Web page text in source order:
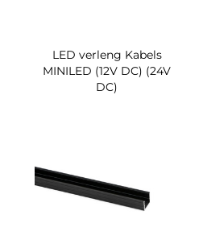
LED verleng Kabels
MINILED (12V DC) (24V
DC)